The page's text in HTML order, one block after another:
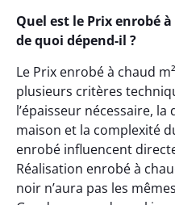
Quel est le Prix enrobé
de quoi dépend-il ?
Le Prix enrobé à chaud
plusieurs critères
l’épaisseur nécessaire,
maison et la complexité
enrobé influencent
Réalisation enrobé à
noir n’aura pas les